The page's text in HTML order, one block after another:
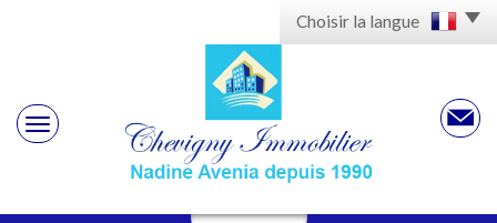
Choisir la langue